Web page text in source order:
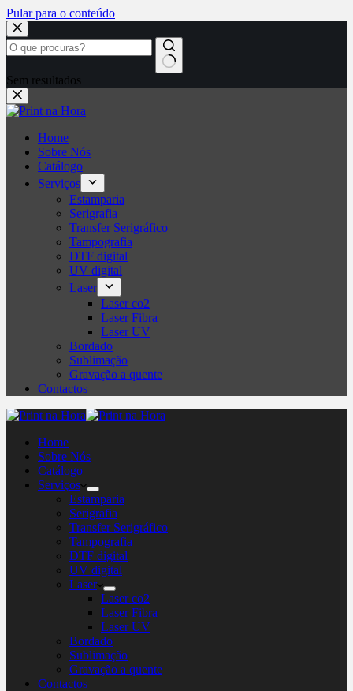
Pular para o conteúdo
Sem resultados
Home
Sobre Nós
Catálogo
Serviços
Estamparia
Serigrafia
Transfer Serigráfico
Tampografia
DTF digital
UV digital
Laser
Laser co2
Laser Fibra
Laser UV
Bordado
Sublimação
Gravação a quente
Contactos
Home
Sobre Nós
Catálogo
Serviços
Estamparia
Serigrafia
Transfer Serigráfico
Tampografia
DTF digital
UV digital
Laser
Laser co2
Laser Fibra
Laser UV
Bordado
Sublimação
Gravação a quente
Contactos